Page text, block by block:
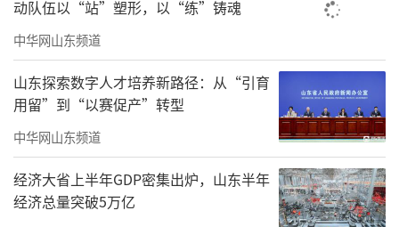
0年。
现在，集团又提出了未来五十年的发展目
标。我想要把实现这个目标的思想和行动统一
到今年两会期间李强总理在政府工作报告当中
针对住宅问题说的一段话：适应人民群众高品
质居住的需要，完善标准规范，推动建设安全
舒适绿色智慧的好房子。
动队伍以“站”塑形，以“练”铸魂
中华网山东频道
山东探索数字人才培养新路径：从“引育
用留”到“以赛促产”转型
中华网山东频道
经济大省上半年GDP密集出炉，山东半年
经济总量突破5万亿